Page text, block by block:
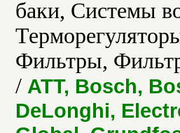
баки, Системы
Фильтры,
/ ATT, Bosch,
DeLonghi,